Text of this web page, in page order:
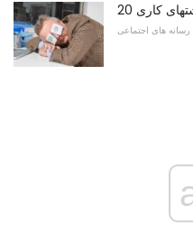
کاری
رسانه های اجتماعی